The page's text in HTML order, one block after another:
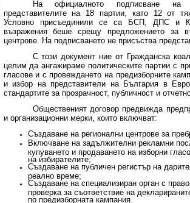
На официалното подписване на
представителите на 18 партии, като 12 от
Условно присъединили се са БСП, ДПС и
възражения беше срещу предложението за
центрове. На подписването не присъства
С този документ ние от Гражданска
целим да ангажираме политическите партии с
гласове и с провеждането на предизборните
и избор на представители на България в
стандартите за прозрачност, публичност и
Общественият договор предвижда
и организационни мерки, които включват:
Създаване на регионални центрове за
Включване на задължителни рекламни
купуването и продаването на изборни
на избирателите;
Създаване на публичен регистър на
реално време;
Създаване на специализиран орган с
проверка за съответствие на
по предизборната кампания.